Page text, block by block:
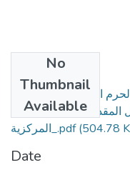
No
Thumbnail
Available
الأمير مولاي اليزيد ومسألة احتمائه بالحرم المشيشي 1789م -
المقدس لضرب السلطة
المركزية_.pdf(504.78
Date